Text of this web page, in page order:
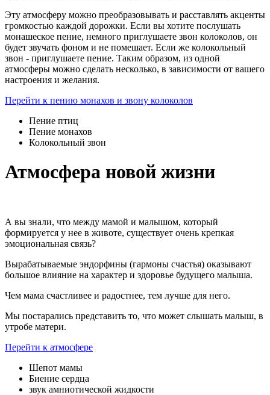
Эту атмосферу можно преобразовывать и расставлять акценты
громкостью каждой дорожки. Если вы хотите послушать
монашеское пение, немного приглушаете звон колоколов, он
будет звучать фоном и не помешает. Если же колокольный
звон - приглушаете пение. Таким образом, из одной
атмосферы можно сделать несколько, в зависимости от вашего
настроения и желания.
Перейти к пению монахов и звону колоколов
Пение птиц
Пение монахов
Колокольный звон
Атмосфера новой жизни
А вы знали, что между мамой и малышом, который
формируется у нее в животе, существует очень крепкая
эмоциональная связь?
Вырабатываемые эндорфины (гармоны счастья) оказывают
большое влияние на характер и здоровье будущего малыша.
Чем мама счастливее и радостнее, тем лучше для него.
Мы постарались представить то, что может слышать малыш, в
утробе матери.
Перейти к атмосфере
Шепот мамы
Биение сердца
звук амниотической жидкости